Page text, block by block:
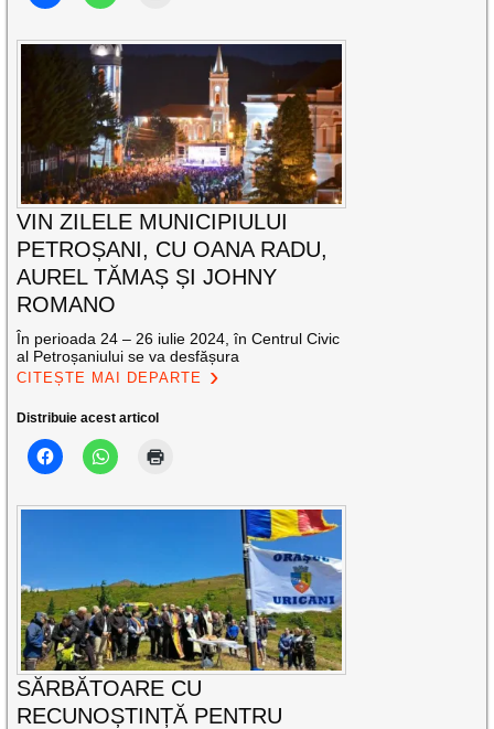
VIN ZILELE MUNICIPIULUI
PETROȘANI, CU OANA RADU,
AUREL TĂMAȘ ȘI JOHNY
ROMANO
În perioada 24 – 26 iulie 2024, în Centrul Civic
al Petroșaniului se va desfășura
CITEȘTE MAI DEPARTE
Distribuie acest articol
SĂRBĂTOARE CU
RECUNOȘTINȚĂ PENTRU